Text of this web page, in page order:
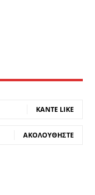
ΚΆΝΤΕ LIKE
ΑΚΟΛΟΥΘΉΣΤΕ